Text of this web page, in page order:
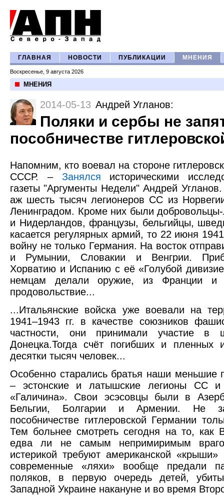
ГЛАВНАЯ НОВОСТИ ПУБЛИКАЦИИ МНЕНИЯ
Воскресенье, 9 августа 2026
МНЕНИЯ
2014-05-13 Андрей Угланов:
Поляки и сербы не
пособничестве
Напомним, кто воевал на стороне
СССР. – Занялся историческими
газеты "Аргументы Недели" Андрей
аж шесть тысяч легионеров СС из
Ленинградом. Кроме них были
и Нидерландов, французы, бельгийцы,
касается регулярных армий, то 22 июня
войну не только Германия. На восток
и Румынии, Словакии и Венгрии.
Хорватию и Испанию с её «Голубой
немцам делали оружие, из Франции и
продовольствие...
...Итальянские войска уже воевали на
1941–1943 гг. в качестве союзников
частности, они принимали участие
Донецка.Тогда счёт погибших и пленных
десятки тысяч человек...
Особенно старались братья наши меньшие
– эстонские и латышские легионы СС и
«Галичина». Свои эсэсовцы были в
Бельгии, Болгарии и Армении. Не
пособничестве гитлеровской Германии
Тем больнее смотреть сегодня на то, как
едва ли не самым непримиримым
истерикой требуют американской
современные «ляхи» вообще предали
поляков, в первую очередь детей,
Западной Украине накануне и во время